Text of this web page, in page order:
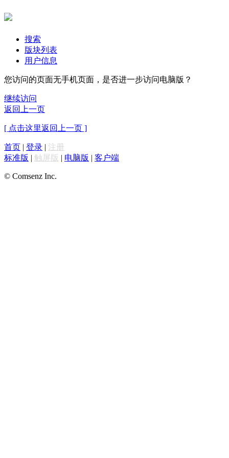
搜索
版块列表
用户信息
您访问的页面无手机页面，是否进一步访问电脑版？
继续访问
返回上一页
[ 点击这里返回上一页 ]
首页 | 登录 | 注册
标准版 | 触屏版 | 电脑版 | 客户端
© Comsenz Inc.